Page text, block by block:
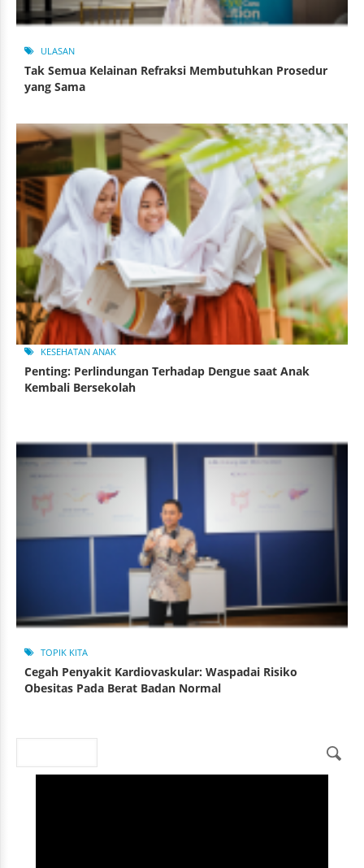
ULASAN
Tak Semua Kelainan Refraksi Membutuhkan Prosedur
yang Sama
KESEHATAN ANAK
Penting: Perlindungan Terhadap Dengue saat Anak
Kembali Bersekolah
TOPIK KITA
Cegah Penyakit Kardiovaskular: Waspadai Risiko
Obesitas Pada Berat Badan Normal